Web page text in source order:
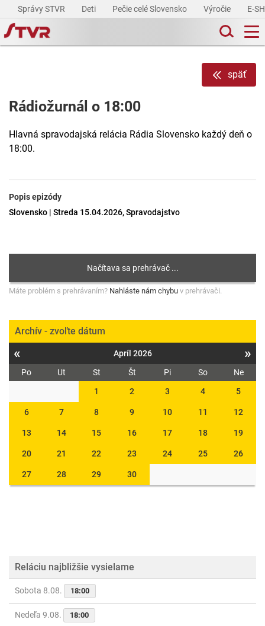
Správy STVR Deti Pečie celé Slovensko Výročie E-
späť
Rádiožurnál o 18:00
Hlavná spravodajská relácia Rádia Slovensko každý deň o
18:00.
Popis epizódy
Slovensko | Streda 15.04.2026, Spravodajstvo
Máte problém s prehrávaním? Nahláste nám chybu v prehrávači.
Archív - zvoľte dátum
« Apríl 2026 »
Po Ut St Št Pi So
Ne
1
2 3 4 5
6 7 8 9 10 11 12
13 14 15 16 17 18 19
20 21 22 23 24 25 26
27 28 29 30
Reláciu najbližšie vysielame
Sobota 8.08. 18:00
Nedeľa 9.08. 18:00